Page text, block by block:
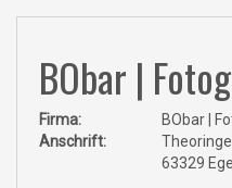
BObar |
Firma:
BObar |
Anschrift:
63329